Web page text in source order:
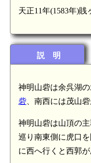
天正11年(1583年)
説 明
神明山砦は余呉湖
砦 、南西には茂山砦
神明山砦は山頂の
巡り南東側に虎口
に西へ行くと西郭